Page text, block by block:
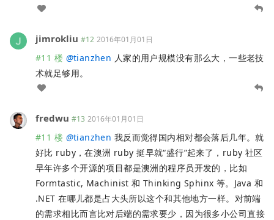
jimrokliu #12 2016年01月01日
#11 楼 @tianzhen 人家的用户规模没有那么大，一些老技
术就足够用。
fredwu #13 2016年01月01日
#11 楼 @tianzhen 我反而觉得国内相对都会落后几年。就
好比 ruby，在澳洲 ruby 挺早就“盛行”起来了，ruby 社区
早年许多个开源的项目都是澳洲的程序员开发的，比如
Formtastic, Machinist 和 Thinking Sphinx 等。Java 和
.NET 在哪儿都是占大头所以这个和其他地方一样。对前端
的需求相比而言比对后端的需求要少，因为很多小公司直接